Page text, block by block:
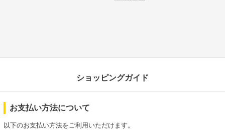
ショッピングガイド
お支払い方法について
以下のお支払い方法をご利用いただけます。